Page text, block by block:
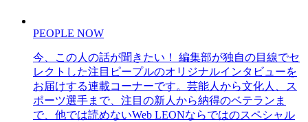
PEOPLE NOW
今、この人の話が聞きたい！ 編集部が独自の目線でセ
レクトした注目ピープルのオリジナルインタビューを
お届けする連載コーナーです。芸能人から文化人、ス
ポーツ選手まで、注目の新人から納得のベテランま
で、他では読めないWeb LEONならではのスペシャル